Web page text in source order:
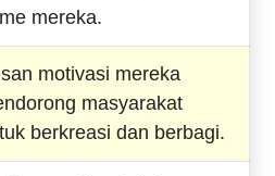
mereka.
motivasi mereka
masyarakat
berkreasi dan berbagi.